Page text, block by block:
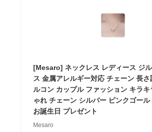
[Mesaro] ネックレス レディース ジ
ス 金属アレルギー対応 チェーン 長
ルコン カップル ファッション キラキ
ゃれ チェーン シルバー ピンクゴー
お誕生日 プレゼント
Mesaro